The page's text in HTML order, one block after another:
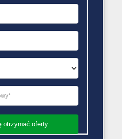
GAZU
otrzymać oferty